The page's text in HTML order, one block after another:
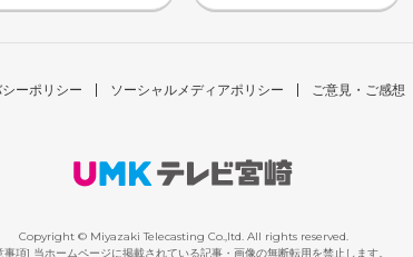
ーポリシー ソーシャルメディアポリシー ご意見・ご感想
Copyright © Miyazaki Telecasting Co.,ltd. All rights reserved.
事項] 当ホームページに掲載されている記事・画像の無断転用を禁止します。